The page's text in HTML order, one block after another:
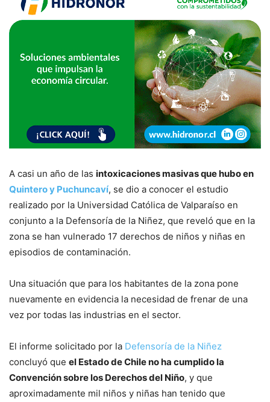
A casi un año de las intoxicaciones masivas que hubo en
Quintero y Puchuncaví, se dio a conocer el estudio
realizado por la Universidad Católica de Valparaíso en
conjunto a la Defensoría de la Niñez, que reveló que en la
zona se han vulnerado 17 derechos de niños y niñas en
episodios de contaminación.
Una situación que para los habitantes de la zona pone
nuevamente en evidencia la necesidad de frenar de una
vez por todas las industrias en el sector.
El informe solicitado por la Defensoría de la Niñez
concluyó que el Estado de Chile no ha cumplido la
Convención sobre los Derechos del Niño, y que
aproximadamente mil niños y niñas han tenido que